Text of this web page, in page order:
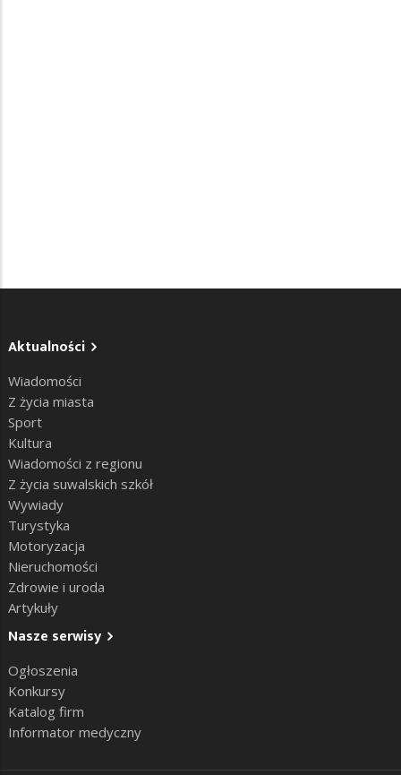
Aktualności
Wiadomości
Z życia miasta
Sport
Kultura
Wiadomości z regionu
Z życia suwalskich szkół
Wywiady
Turystyka
Motoryzacja
Nieruchomości
Zdrowie i uroda
Artykuły
Nasze serwisy
Ogłoszenia
Konkursy
Katalog firm
Informator medyczny